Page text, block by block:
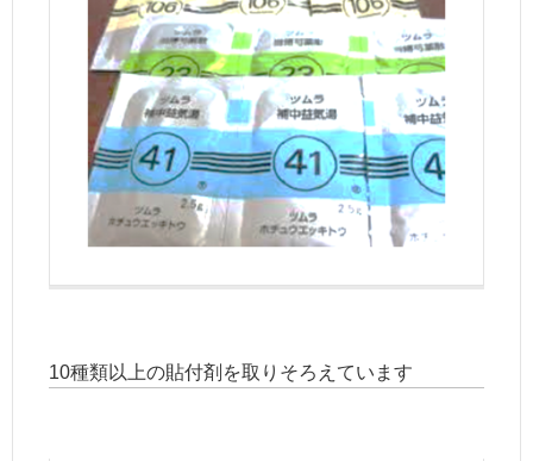
10種類以上の貼付剤を取りそろえています